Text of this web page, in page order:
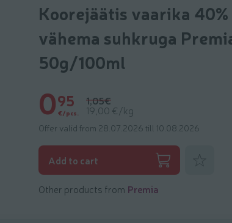
Koorejäätis vaarika 40%
vähema suhkruga
50g/100ml
095
€/pcs.
1,05€
19,00 €/kg
Offer valid from 28.07.2026 till 10.08.2026
Add to cart
Other products from Premia